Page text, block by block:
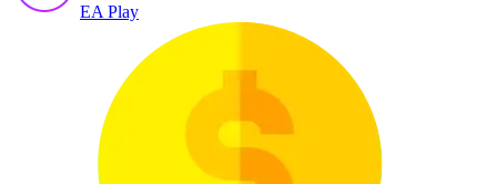
EA Play